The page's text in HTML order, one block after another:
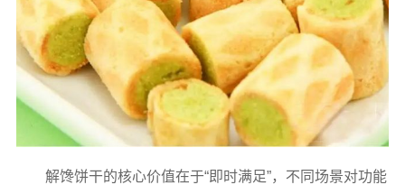
解馋饼干的核心价值在于“即时满足”，不同场景对功能